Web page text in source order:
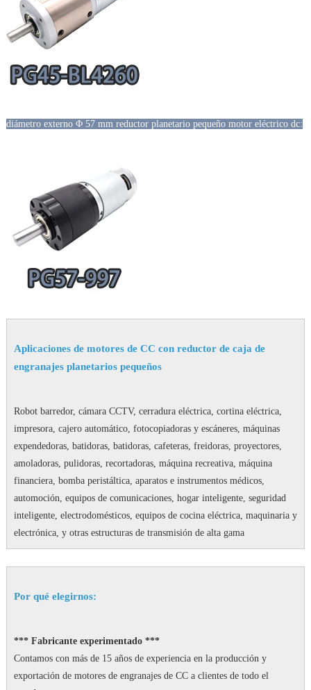
diámetro externo Φ 57 mm reductor planetario pequeño motor eléctrico dc:
Aplicaciones de motores de CC con reductor de caja de
engranajes planetarios pequeños
Robot barredor, cámara CCTV, cerradura eléctrica, cortina eléctrica,
impresora, cajero automático, fotocopiadoras y escáneres, máquinas
expendedoras, batidoras, batidoras, cafeteras, freidoras, proyectores,
amoladoras, pulidoras, recortadoras, máquina recreativa, máquina
financiera, bomba peristáltica, aparatos e instrumentos médicos,
automoción, equipos de comunicaciones, hogar inteligente, seguridad
inteligente, electrodomésticos, equipos de cocina eléctrica, maquinaria y
electrónica, y otras estructuras de transmisión de alta gama
Por qué elegirnos:
*** Fabricante experimentado ***
Contamos con más de 15 años de experiencia en la producción y
exportación de motores de engranajes de CC a clientes de todo el